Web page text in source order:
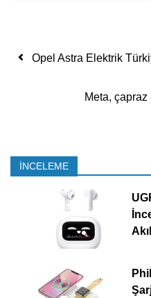
Yazı
Opel Astra Elektrik
Meta, çapraz
İNCELEME